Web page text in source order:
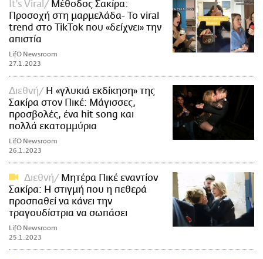
It's Viral
Μέθοδος Σακίρα:
Προσοχή στη μαρμελάδα- Το viral
trend στο TikTok που «δείχνει» την
απιστία
LifO Newsroom
27.1.2023
Διεθνή
Η «γλυκιά εκδίκηση» της
Σακίρα στον Πικέ: Μάγισσες,
προσβολές, ένα hit song και
πολλά εκατομμύρια
LifO Newsroom
26.1.2023
Διεθνή
Μητέρα Πικέ εναντίον
Σακίρα: Η στιγμή που η πεθερά
προσπαθεί να κάνει την
τραγουδίστρια να σωπάσει
LifO Newsroom
25.1.2023